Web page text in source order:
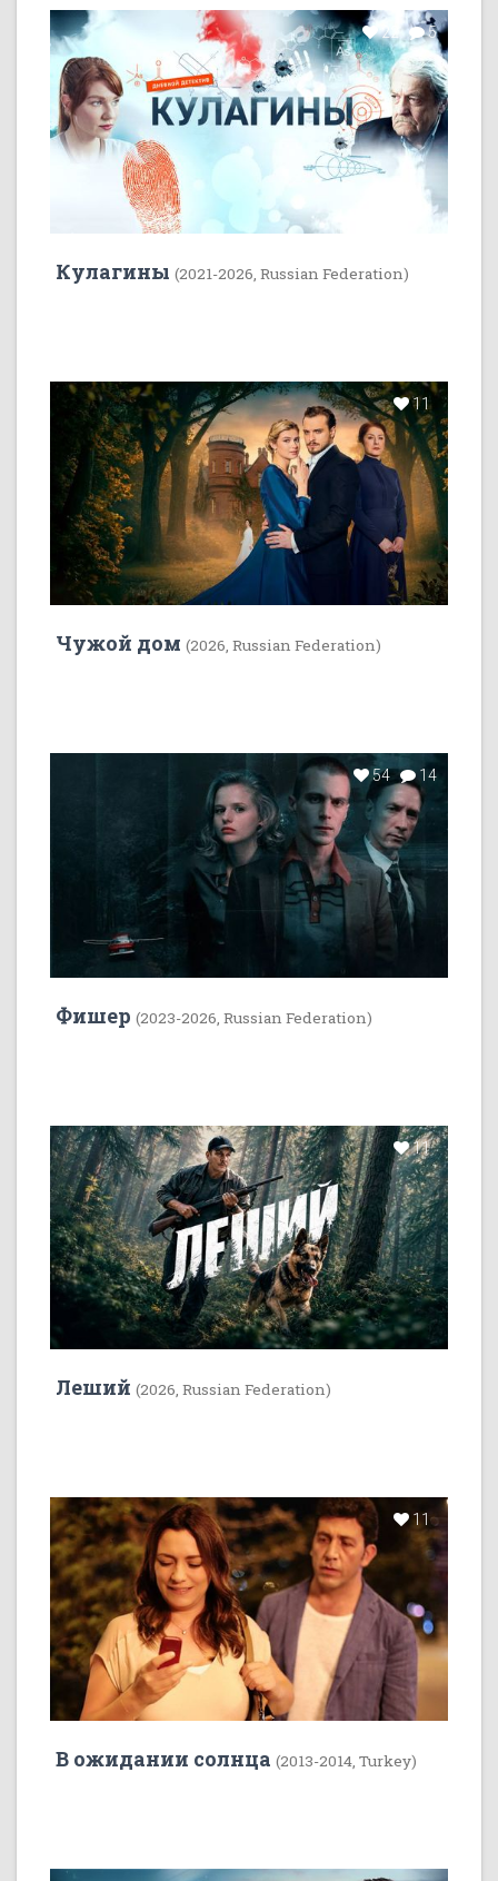
22 5
Кулагины (2021-2026, Russian Federation)
11
Чужой дом (2026, Russian Federation)
54 14
Фишер (2023-2026, Russian Federation)
11
Леший (2026, Russian Federation)
11
В ожидании солнца (2013-2014, Turkey)